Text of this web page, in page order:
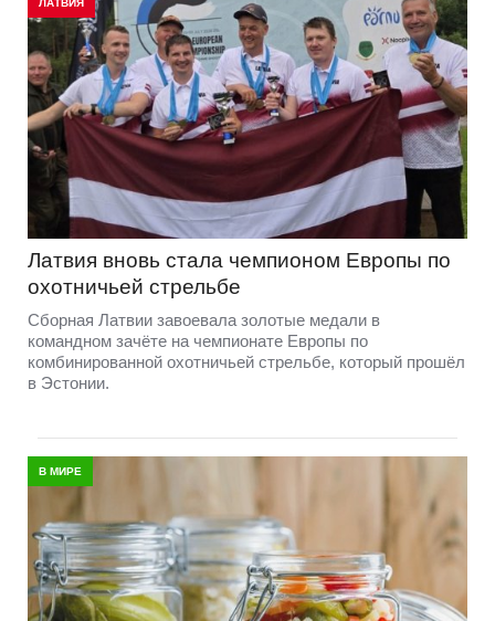
ЛАТВИЯ
Латвия вновь стала чемпионом Европы по
охотничьей стрельбе
Сборная Латвии завоевала золотые медали в
командном зачёте на чемпионате Европы по
комбинированной охотничьей стрельбе, который прошёл
в Эстонии.
В МИРЕ